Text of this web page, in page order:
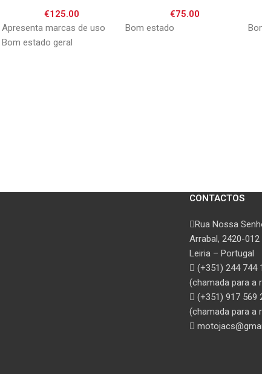
€125.00
Apresenta marcas de uso
Bom estado geral
€75.00
Bom estado
CONTACTOS
Rua Nossa
Arrabal, 2420-012
Leiria – Portugal
(+351) 244 744
(chamada para a
(+351) 917 569
(chamada para a